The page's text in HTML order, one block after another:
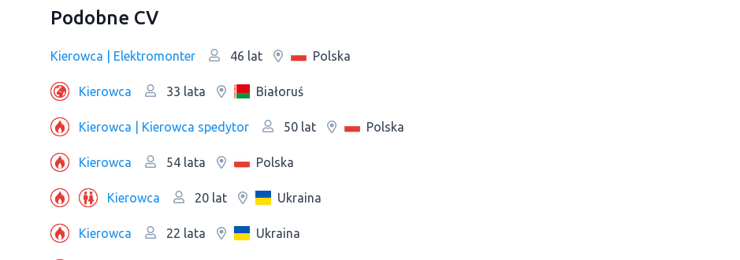
Podobne CV
Kierowca | Elektromonter 46 lat Polska
Kierowca 33 lata Białoruś
Kierowca | Kierowca spedytor 50 lat Polska
Kierowca 54 lata Polska
Kierowca 20 lat Ukraina
Kierowca 22 lata Ukraina